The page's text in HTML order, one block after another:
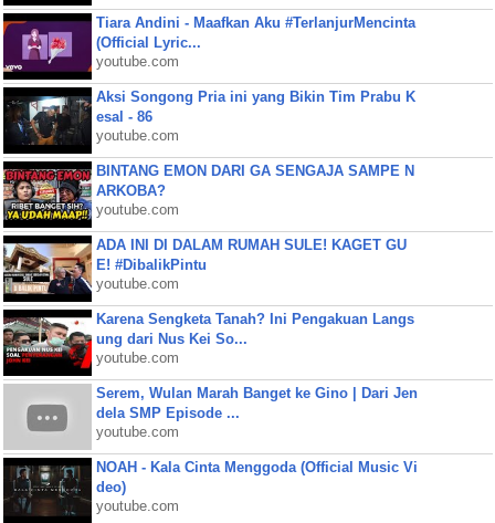
Tiara Andini - Maafkan Aku #TerlanjurMencinta
(Official Lyric...
youtube.com
Aksi Songong Pria ini yang Bikin Tim Prabu K
esal - 86
youtube.com
BINTANG EMON DARI GA SENGAJA SAMPE N
ARKOBA?
youtube.com
ADA INI DI DALAM RUMAH SULE! KAGET GU
E! #DibalikPintu
youtube.com
Karena Sengketa Tanah? Ini Pengakuan Langs
ung dari Nus Kei So...
youtube.com
Serem, Wulan Marah Banget ke Gino | Dari Jen
dela SMP Episode ...
youtube.com
NOAH - Kala Cinta Menggoda (Official Music Vi
deo)
youtube.com